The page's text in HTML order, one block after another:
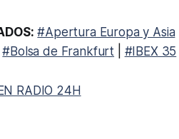
#Apertura Europa y Asia|
#Bolsa de Frankfurt #IBEX 35
RADIO 24H